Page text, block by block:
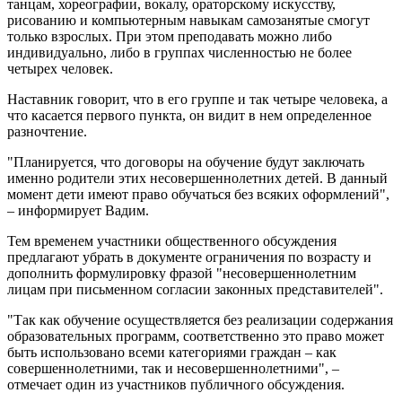
танцам, хореографии, вокалу, ораторскому искусству,
рисованию и компьютерным навыкам самозанятые смогут
только взрослых. При этом преподавать можно либо
индивидуально, либо в группах численностью не более
четырех человек.
Наставник говорит, что в его группе и так четыре человека, а
что касается первого пункта, он видит в нем определенное
разночтение.
"Планируется, что договоры на обучение будут заключать
именно родители этих несовершеннолетних детей. В данный
момент дети имеют право обучаться без всяких оформлений",
– информирует Вадим.
Тем временем участники общественного обсуждения
предлагают убрать в документе ограничения по возрасту и
дополнить формулировку фразой "несовершеннолетним
лицам при письменном согласии законных представителей".
"Так как обучение осуществляется без реализации содержания
образовательных программ, соответственно это право может
быть использовано всеми категориями граждан – как
совершеннолетними, так и несовершеннолетними", –
отмечает один из участников публичного обсуждения.